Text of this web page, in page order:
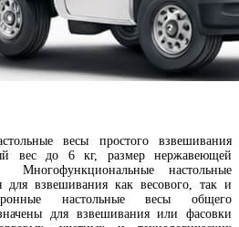
весы простого взвешивания
вес до 6 кг, размер нержавеющей
настольные
для взвешивания как весового, так и
настольные весы общего
для взвешивания или фасовки